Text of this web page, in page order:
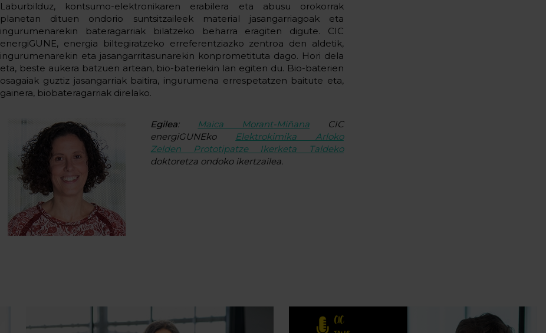
Laburbilduz, kontsumo-elektronikaren erabilera eta abusu orokorrak
planetan dituen ondorio suntsitzaileek material jasangarriagoak eta
ingurumenarekin bateragarriak bilatzeko beharra eragiten digute. CIC
energiGUNE, energia biltegiratzeko erreferentziazko zentroa den aldetik,
ingurumenarekin eta jasangarritasunarekin konprometituta dago. Hori dela
eta, beste aukera batzuen artean, bio-bateriekin lan egiten du. Bio-baterien
osagaiak guztiz jasangarriak baitira, ingurumena errespetatzen baitute eta,
gainera, biobateragarriak direlako.
Egilea: Maica Morant-Miñana CIC
energiGUNEko Elektrokimika Arloko
Zelden Prototipatze Ikerketa Taldeko
doktoretza ondoko ikertzailea.